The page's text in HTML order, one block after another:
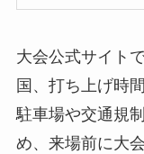
大会公式サイト
国、打ち上げ時
駐車場や交通規
め、来場前に大